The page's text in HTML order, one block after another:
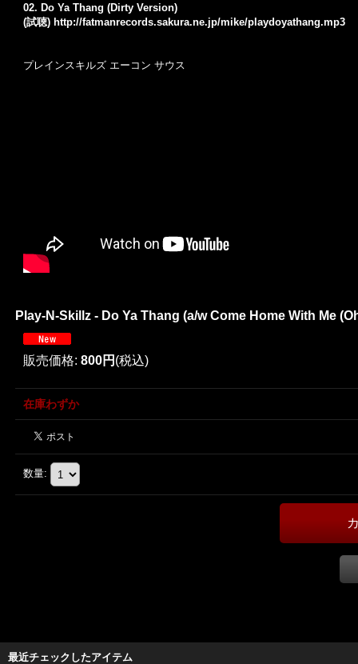
02. Do Ya Thang (Dirty Version)
(試聴) http://fatmanrecords.sakura.ne.jp/mike/playdoyathang.mp3
プレインスキルズ エーコン サウス
Play-N-Skillz - Do Ya Thang (a/w Come Home With Me
販売価格: 800円 (税込)
在庫わずか
数量:
最近チェックしたアイテム